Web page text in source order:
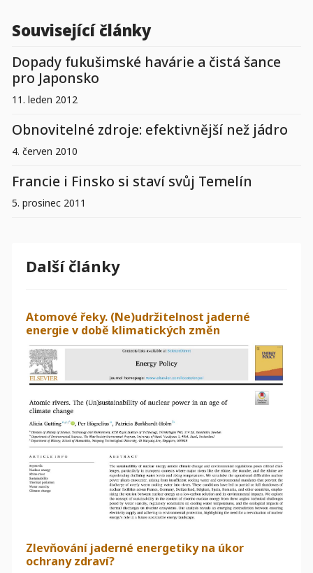
Související články
Dopady fukušimské havárie a čistá šance
pro Japonsko
11. leden 2012
Obnovitelné zdroje: efektivnější než jádro
4. červen 2010
Francie i Finsko si staví svůj Temelín
5. prosinec 2011
Další články
Atomové řeky. (Ne)udržitelnost jaderné
energie v době klimatických změn
Zlevňování jaderné energetiky na úkor
ochrany zdraví?